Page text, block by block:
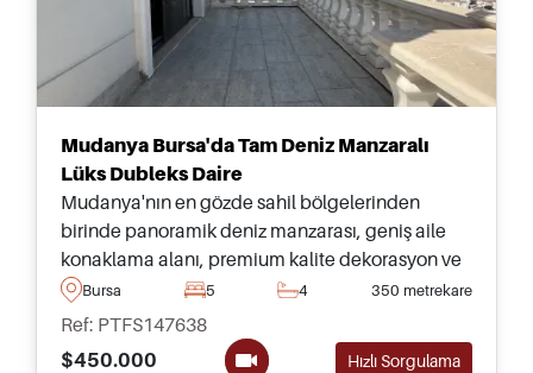
Mudanya Bursa'da Tam Deniz Manzaralı
Lüks Dubleks Daire
Mudanya'nın en gözde sahil bölgelerinden
birinde panoramik deniz manzarası, geniş aile
konaklama alanı, premium kalite dekorasyon ve
ayrıcalıklı kıyı yaşamı sunan lüks dubleks daire.
Bursa 5 4 350 metrekare
Ref: PTFS147638
$450.000
Hızlı Sorgulama